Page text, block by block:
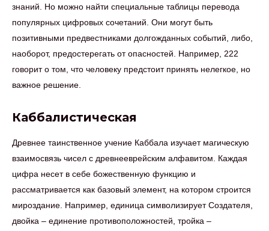
знаний. Но можно найти специальные таблицы перевода
популярных цифровых сочетаний. Они могут быть
позитивными предвестниками долгожданных событий, либо,
наоборот, предостерегать от опасностей. Например, 222
говорит о том, что человеку предстоит принять нелегкое, но
важное решение.
Каббалистическая
Древнее таинственное учение Каббала изучает магическую
взаимосвязь чисел с древнееврейским алфавитом. Каждая
цифра несет в себе божественную функцию и
рассматривается как базовый элемент, на котором строится
мироздание. Например, единица символизирует Создателя,
двойка – единение противоположностей, тройка –